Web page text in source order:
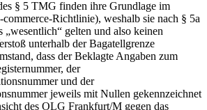
§ 5 TMG finden ihre Grundlage im
Richtlinie), weshalb sie nach § 5a
gelten und also keinen
unterhalb der Bagatellgrenze
dass der Beklagte Angaben zum
der
und der
jeweils mit Nullen gekennzeichnet
des OLG Frankfurt/M gegen das